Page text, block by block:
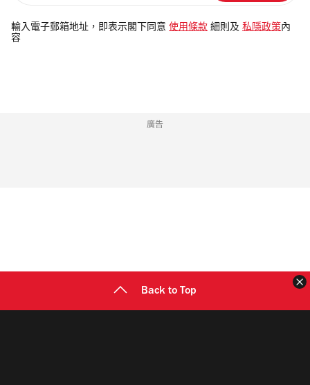
電
郵
輸入電子郵箱地址，即表示閣下同意 使用條款 細則及 私隱政策 內
容
廣告
Back to Top